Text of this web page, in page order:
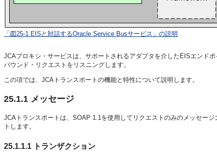
「図25-1 EISと対話するOracle Service Busサービス」の説明
JCAプロキシ・サービスは、サポートされるアダプタを介したEISエンド
バウンド・リクエストをリスニングします。
この項では、JCAトランスポートの機能と特性について説明します。
25.1.1 メッセージ
JCAトランスポートは、SOAP 1.1を使用してリクエストのみのメッセー
トします。
25.1.1.1 トランザクション